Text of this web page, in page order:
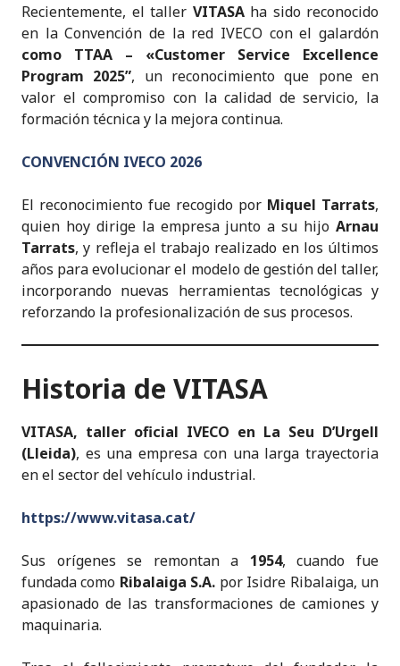
Recientemente, el taller VITASAha sido reconocido
en la Convención de la red IVECO con el galardón
como TTAA – «Customer Service Excellence
Program 2025”, un reconocimiento que pone en
valor el compromiso con la calidad de servicio, la
formación técnica y la mejora continua.
CONVENCIÓN IVECO 2026
El reconocimiento fue recogido por Miquel Tarrats,
quien hoy dirige la empresa junto a su hijo Arnau
Tarrats, y refleja el trabajo realizado en los últimos
años para evolucionar el modelo de gestión del taller,
incorporando nuevas herramientas tecnológicas y
reforzando la profesionalización de sus procesos.
Historia de VITASA
VITASA, taller oficial IVECO en La Seu D’Urgell
(Lleida), es una empresa con una larga trayectoria
en el sector del vehículo industrial.
https://www.vitasa.cat/
Sus orígenes se remontan a 1954, cuando fue
fundada como Ribalaiga S.A. por Isidre Ribalaiga, un
apasionado de las transformaciones de camiones y
maquinaria.